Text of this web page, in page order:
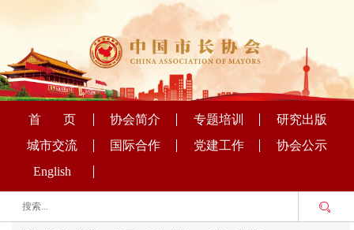
首 页 协会简介 专题培训
研究出版
城市交流
国际合作 党建工作
协会公示
English